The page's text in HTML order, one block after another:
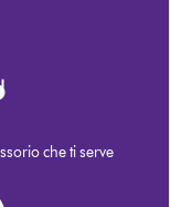
che ti serve